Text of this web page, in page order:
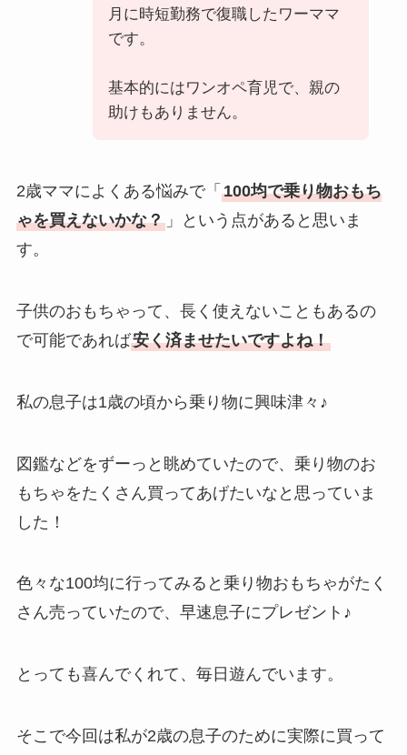
月に時短勤務で復職したワーママ
です。
基本的にはワンオペ育児で、親の
助けもありません。
2歳ママによくある悩みで「 100均で乗り物おもち
ゃを買えないかな？」という点があると思いま
す。
子供のおもちゃって、長く使えないこともあるの
で可能であれば安く済ませたいですよね！
私の息子は1歳の頃から乗り物に興味津々♪
図鑑などをずーっと眺めていたので、乗り物のお
もちゃをたくさん買ってあげたいなと思っていま
した！
色々な100均に行ってみると乗り物おもちゃがたく
さん売っていたので、早速息子にプレゼント♪
とっても喜んでくれて、毎日遊んでいます。
そこで今回は私が2歳の息子のために実際に買って